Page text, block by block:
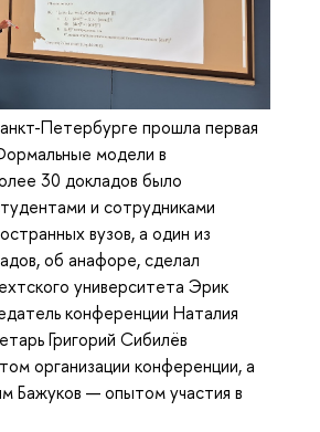
Петербурге прошла первая
модели в
30 докладов было
и сотрудниками
вузов, а один из
об анафоре, сделал
университета Эрик
конференции Наталия
Григорий Сибилёв
организации конференции, а
Бажуков — опытом участия в